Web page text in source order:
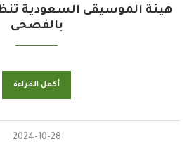
هيئة الموسيقى السعودية
بالفصحى
أكمل القراءة
2024-10-28